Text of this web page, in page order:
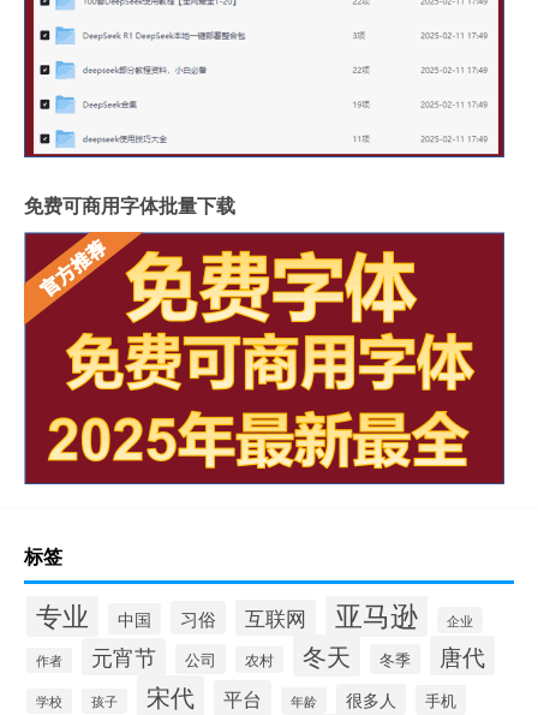
免费可商用字体批量下载
标签
专业 中国 习俗 互联网 亚马逊 企业
作者 元宵节 公司 农村 冬天 冬季 唐代
学校 孩子 宋代 平台 年龄 很多人 手机